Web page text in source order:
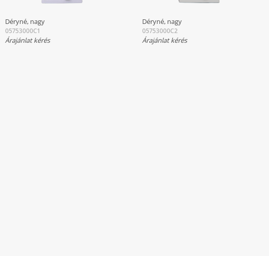
Déryné, nagy
05753000C1
Árajánlat kérés
Déryné, nagy
05753000C2
Árajánlat kérés